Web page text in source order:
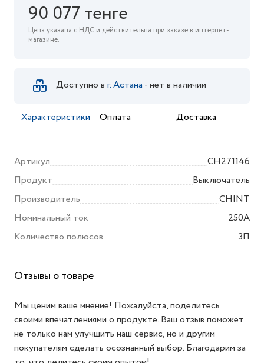
90 077 тенге
Цена указана с НДС и действительна при заказе в интернет-
магазине.
Доступно в г. Астана - нет в наличии
Характеристики Оплата Доставка
Артикул
CH271146
Продукт
Выключатель
Производитель
CHINT
Номинальный ток
250А
Количество полюсов
3П
Отзывы о товаре
Мы ценим ваше мнение! Пожалуйста, поделитесь
своими впечатлениями о продукте. Ваш отзыв поможет
не только нам улучшить наш сервис, но и другим
покупателям сделать осознанный выбор. Благодарим за